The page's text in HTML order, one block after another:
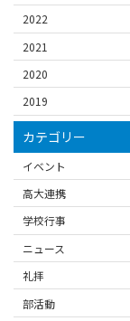
2022
2021
2020
2019
カテゴリー
イベント
高大連携
学校行事
ニュース
礼拝
部活動